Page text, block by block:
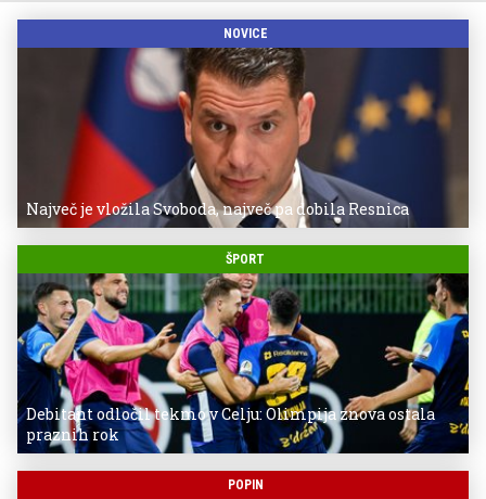
NOVICE
Največ je vložila Svoboda, največ pa dobila Resnica
ŠPORT
Debitant odločil tekmo v Celju: Olimpija znova ostala
praznih rok
POPIN